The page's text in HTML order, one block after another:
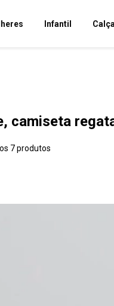
Infantil
camiseta
7 produtos